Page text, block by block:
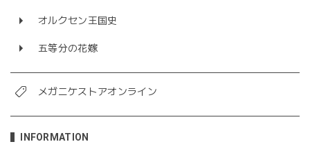
オルクセン王国史
五等分の花嫁
メガニケストアオンライン
INFORMATION